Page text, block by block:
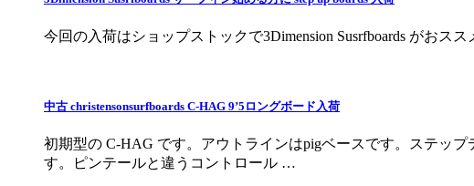
今回の入荷はショップストックで3Dimension Susrfboards がおス
中古 christensonsurfboards C-HAG 9’5ロングボード入荷
初期型の C-HAG です。アウトラインはpigベースです。ステッ
す。ピンテールと違うコントロール …